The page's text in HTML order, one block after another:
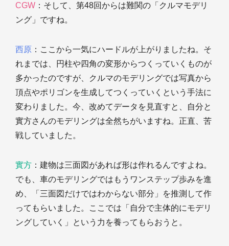
CGW ：そして、第48回からは難関の「クルマモデリ
ング」ですね。
西原 ：ここから一気にハードルが上がりましたね。そ
れまでは、円柱や四角の変形からつくっていくものが
多かったのですが、クルマのモデリングでは写真から
頂点やポリゴンを生成してつくっていくという手法に
変わりました。今、改めてデータを見直すと、自分と
實方さんのモデリングは全然ちがいますね。正直、苦
戦していました。
實方 ：建物は三面図があれば形は作れるんですよね。
でも、車のモデリングではもうワンステップ歩みを進
め、「三面図だけではわからない部分」を推測して作
ってもらいました。ここでは「自分で主体的にモデリ
ングしていく」という力を養ってもらおうと。